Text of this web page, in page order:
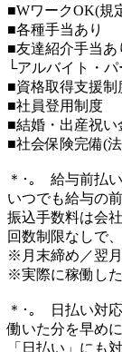
■WワークOK(規
■各種手当あり
■友達紹介手当あ
└アルバイト・
■資格取得支援制
■社員登用制度
■結婚・出産祝い
■社会保険完備(
＊･｡ 給与前払
いつでも給与の
振込手数料は会
回数制限なしで
※月末締め／翌
※実際に稼働し
＊･｡ 日払い対
働いた分を早め
「日払い」にも